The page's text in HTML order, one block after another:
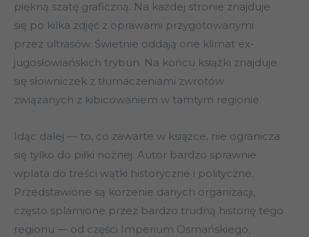
piękną szatę graficzną. Na każdej stronie znajduje
się po kilka zdjęć z oprawami przygotowanymi
przez ultrasów. Świetnie oddają one klimat ex-
jugosłowiańskich trybun. Na końcu książki znajduje
się słowniczek z tłumaczeniami zwrotów
związanych z kibicowaniem w tamtym regionie.
Idąc dalej — to, co zawarte w książce, nie ogranicza
się tylko do piłki nożnej. Autor bardzo sprawnie
wplata do treści wątki historyczne i polityczne.
Przedstawione są korzenie danych organizacji,
często splamione przez bardzo trudną historię tego
regionu — od części Imperium Osmańskiego,